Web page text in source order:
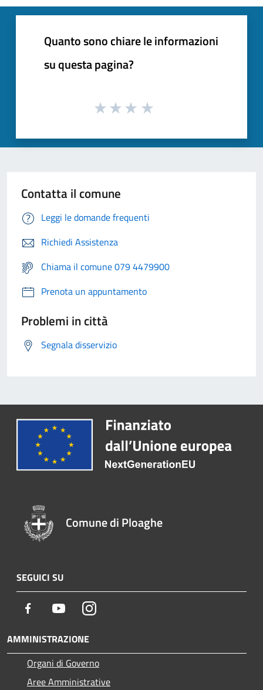
Quanto sono chiare le informazioni
su questa pagina?
Contatta il comune
Leggi le domande frequenti
Richiedi Assistenza
Chiama il comune 079 4479900
Prenota un appuntamento
Problemi in città
Segnala disservizio
Comune di Ploaghe
SEGUICI SU
Facebook YoutubeInstagram
AMMINISTRAZIONE
Organi di Governo
Aree Amministrative